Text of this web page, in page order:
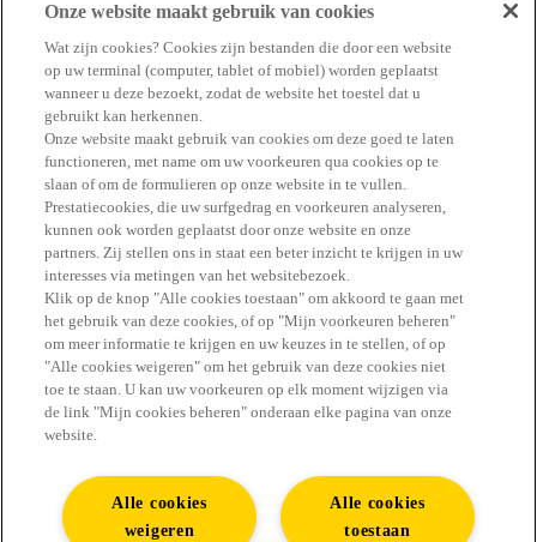
20 minuten Gemiddeld
#GENIET ERVAN
Vind alle antwoorden in de FAQ
Contact
Sitemap
Onze website maakt gebruik van cookies
Wat zijn cookies? Cookies zijn bestanden die door een website
op uw terminal (computer, tablet of mobiel) worden geplaatst
wanneer u deze bezoekt, zodat de website het toestel dat u
gebruikt kan herkennen.
Onze website maakt gebruik van cookies om deze goed te laten
functioneren, met name om uw voorkeuren qua cookies op te
slaan of om de formulieren op onze website in te vullen.
Prestatiecookies, die uw surfgedrag en voorkeuren analyseren,
kunnen ook worden geplaatst door onze website en onze
partners. Zij stellen ons in staat een beter inzicht te krijgen in uw
interesses via metingen van het websitebezoek.
Klik op de knop "Alle cookies toestaan" om akkoord te gaan met
het gebruik van deze cookies, of op "Mijn voorkeuren beheren"
om meer informatie te krijgen en uw keuzes in te stellen, of op
"Alle cookies weigeren" om het gebruik van deze cookies niet
toe te staan. U kan uw voorkeuren op elk moment wijzigen via
de link "Mijn cookies beheren" onderaan elke pagina van onze
website.
Alle cookies
toestaan
Alle cookies
weigeren